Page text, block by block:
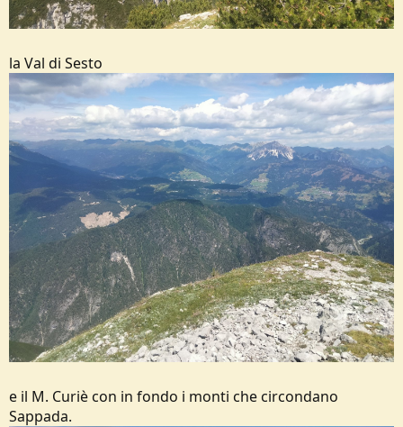
la Val di Sesto
e il M. Curiè con in fondo i monti che circondano
Sappada.